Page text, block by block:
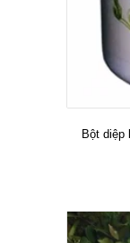
Bột diệp